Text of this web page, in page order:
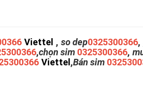
Viettel , so dep0325300366,
,chọn sim 0325300366,
Viettel ,Bán sim